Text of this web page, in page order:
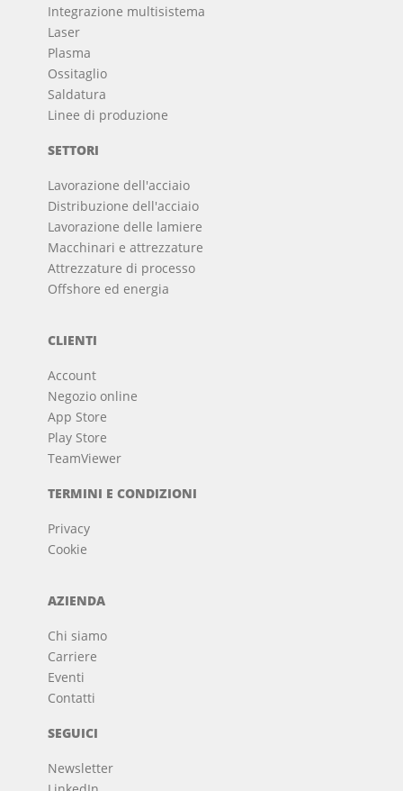
Integrazione multisistema
Laser
Plasma
Ossitaglio
Saldatura
Linee di produzione
SETTORI
Lavorazione dell'acciaio
Distribuzione dell'acciaio
Lavorazione delle lamiere
Macchinari e attrezzature
Attrezzature di processo
Offshore ed energia
CLIENTI
Account
Negozio online
App Store
Play Store
TeamViewer
TERMINI E CONDIZIONI
Privacy
Cookie
AZIENDA
Chi siamo
Carriere
Eventi
Contatti
SEGUICI
Newsletter